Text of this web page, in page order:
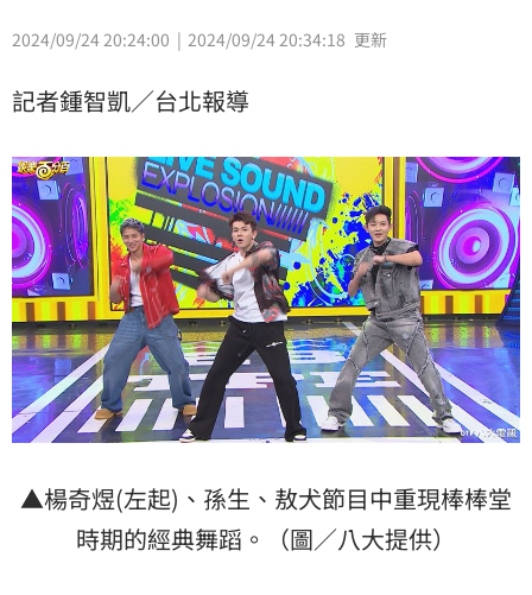
2024/09/24 20:24:00 2024/09/24 20:34:18 更新
記者鍾智凱／台北報導
▲楊奇煜(左起)、孫生、敖犬節目中重現棒棒堂
時期的經典舞蹈。（圖／八大提供）